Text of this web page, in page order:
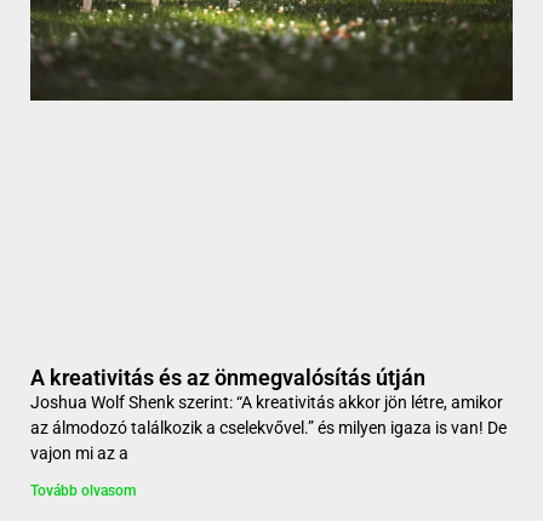
A kreativitás és az önmegvalósítás útján
Joshua Wolf Shenk szerint: “A kreativitás akkor jön létre, amikor
az álmodozó találkozik a cselekvővel.” és milyen igaza is van! De
vajon mi az a
Tovább olvasom